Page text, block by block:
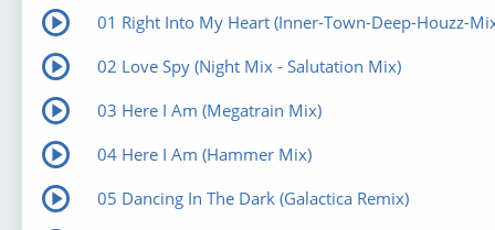
01 Right Into My Heart (Inner-Town-Deep-Houzz-
02 Love Spy (Night Mix - Salutation Mix)
03 Here I Am (Megatrain Mix)
04 Here I Am (Hammer Mix)
05 Dancing In The Dark (Galactica Remix)